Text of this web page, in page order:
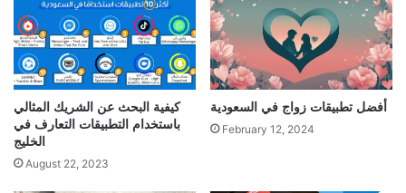
كيفية البحث عن الشريك المثالي
باستخدام التطبيقات التعارف في
الخليج
August 22, 2023
أفضل تطبيقات زواج في السعودية
February 12, 2024